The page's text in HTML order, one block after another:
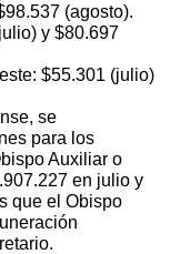
(agosto).
y $80.697
$55.301 (julio)
se
para los
Auxiliar o
en julio y
que el Obispo